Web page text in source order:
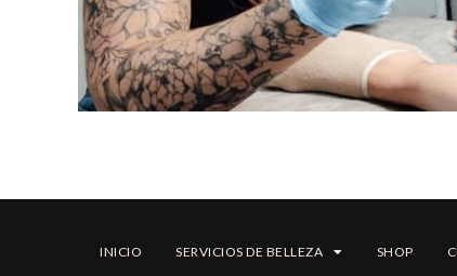
INICIO SERVICIOS DE BELLEZA SHOP